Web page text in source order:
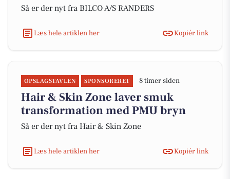
Så er der nyt fra BILCO A/S RANDERS
Læs hele artiklen her Kopiér link
OPSLAGSTAVLEN SPONSORERET 8 timer siden
Hair & Skin Zone laver smuk
transformation med PMU bryn
Så er der nyt fra Hair & Skin Zone
Læs hele artiklen her Kopiér link